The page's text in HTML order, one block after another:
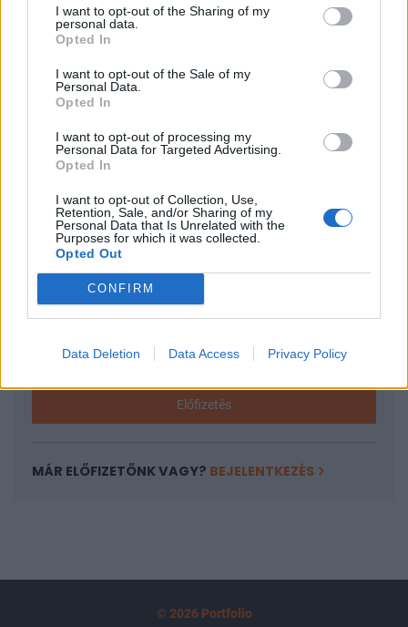
I want to opt-out of the Sharing of my
personal data.
Opted In
I want to opt-out of the Sale of my
Personal Data.
Opted In
I want to opt-out of processing my
Personal Data for Targeted Advertising.
Opted In
I want to opt-out of Collection, Use,
Retention, Sale, and/or Sharing of my
Personal Data that Is Unrelated with the
Purposes for which it was collected.
Opted Out
CONFIRM
Data Deletion Data Access Privacy Policy
megkezdésével egy időben - tájékoztatja részletesen a
londoni alsóház képviselőit múlt havi firenzei beszédéről,
brit kilépés utáni időszakra, és beszámol a beszéd óta az
EU-tárgyalásokon elért haladásról. A kormányfő az
KEDVES OLVASÓNK!
A keresett cikk a portfolio.hu hírarchívumához
tartozik, melynek olvasása előfizetéses
regisztrációhoz kötött.
Az előfizetés a következőket tartalmazza:
kötéslistái
Előfizetés
MÁR ELŐFIZETŐNK VAGY? BEJELENTKEZÉS
© 2026 Portfolio